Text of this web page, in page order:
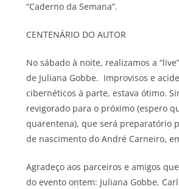
“Caderno da Semana”.
CENTENÁRIO DO AUTOR
No sábado à noite, realizamos a
de Juliana Gobbe. Improvisos e
cibernéticos à parte, estava ótimo.
revigorado para o próximo (espero
quarentena), que será preparatório
de nascimento do André Carneiro,
Agradeço aos parceiros e amigos
do evento ontem: Juliana Gobbe,